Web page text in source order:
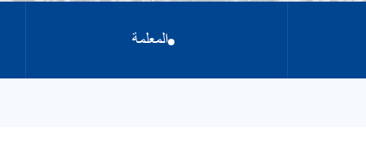
المعلمة